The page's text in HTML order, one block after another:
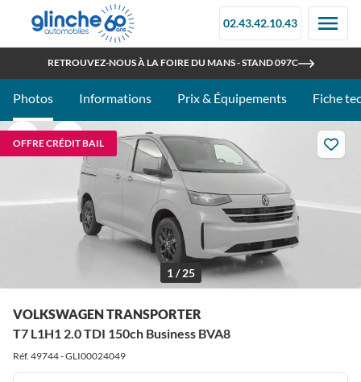
02.43.42.10.43
RETROUVEZ-NOUS À LA FOIRE DU MANS - STAND 097C
OUVERT TOUT L'ÉTÉ
Photos Informations Prix & Équipements Fiche
OFFRE CRÉDIT BAIL
1 / 25
VOLKSWAGEN TRANSPORTER
T7 L1H1 2.0 TDI 150ch Business BVA8
Réf. 49744 - GLI00024049